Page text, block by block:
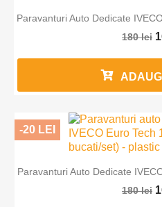
Paravanturi Auto Dedicate
180 lei
Paravanturi Auto Dedicate
180 lei
-20 LEI